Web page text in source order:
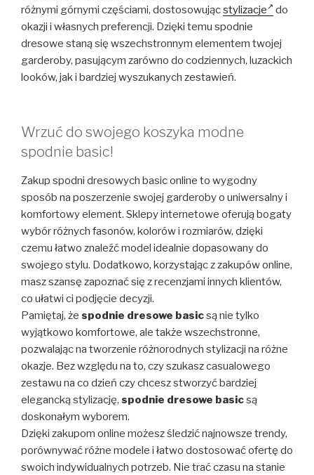
różnymi górnymi częściami, dostosowującstylizacje
do
okazji i własnych preferencji. Dzięki temu spodnie
dresowe staną się wszechstronnym elementem twojej
garderoby, pasującym zarówno do codziennych, luzackich
looków, jak i bardziej wyszukanych zestawień.
Wrzuć do swojego koszyka modne
spodnie basic!
Zakup spodni dresowych basic online to wygodny
sposób na poszerzenie swojej garderoby o uniwersalny i
komfortowy element. Sklepy internetowe oferują bogaty
wybór różnych fasonów, kolorów i rozmiarów, dzięki
czemu łatwo znaleźć model idealnie dopasowany do
swojego stylu. Dodatkowo, korzystając z zakupów online,
masz szansę zapoznać się z recenzjami innych klientów,
co ułatwi ci podjęcie decyzji.
Pamiętaj, że spodnie dresowe basicsą nie tylko
wyjątkowo komfortowe, ale także wszechstronne,
pozwalając na tworzenie różnorodnych stylizacji na różne
okazje. Bez względu na to, czy szukasz casualowego
zestawu na co dzień czy chcesz stworzyć bardziej
elegancką stylizację, spodnie dresowe basicsą
doskonałym wyborem.
Dzięki zakupom online możesz śledzić najnowsze trendy,
porównywać różne modele i łatwo dostosować ofertę do
swoich indywidualnych potrzeb. Nie trać czasu na stanie